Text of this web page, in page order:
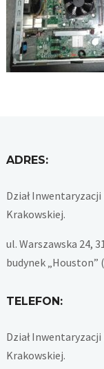
ADRES:
Dział
Krakowskiej.
ul. Warszawska 24,
budynek „Houston”
TELEFON:
Dział
Krakowskiej.